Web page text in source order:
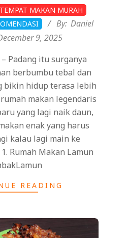
MAKAN MURAH
By: Daniel
9, 2025
Padang itu surganya
berbumbu tebal dan
bikin hidup terasa lebih
makan legendaris
yang lagi naik daun,
enak yang harus
kalau lagi main ke
Rumah Makan Lamun
READING